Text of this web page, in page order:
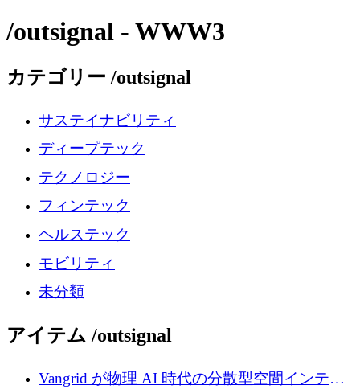
/outsignal - WWW3
カテゴリー /outsignal
サステイナビリティ
ディープテック
テクノロジー
フィンテック
ヘルステック
モビリティ
未分類
アイテム /outsignal
Vangrid が物理 AI 時代の分散型空間インテリ